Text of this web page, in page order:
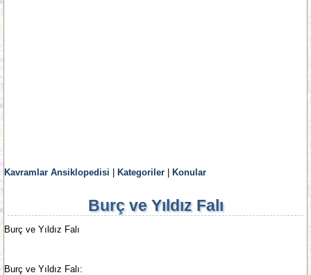
Kavramlar Ansiklopedisi Kategoriler Konular
Burç ve Yıldız Falı
Burç ve Yıldız Falı
Burç ve Yıldız Falı: